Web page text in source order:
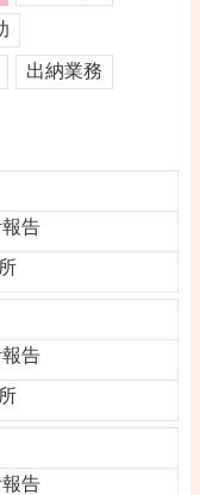
出納業務
告
告
告